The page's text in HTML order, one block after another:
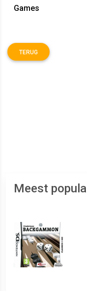
Games
TERUG
Meest